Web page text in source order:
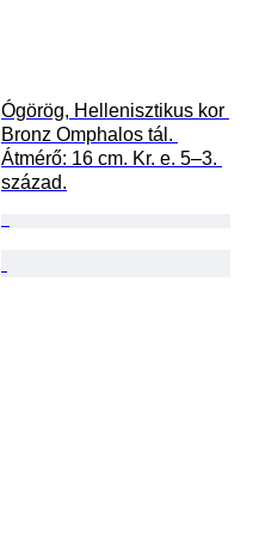
Ógörög, Hellenisztikus kor
Bronz Omphalos tál.
Átmérő: 16 cm. Kr. e. 5–3.
század.